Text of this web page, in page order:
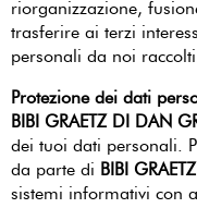
riorganizzazione,
trasferire ai terzi
personali da noi
Protezione dei dati
BIBI GRAETZ DI DAN
dei tuoi dati personali.
da parte di BIBI
sistemi informativi con